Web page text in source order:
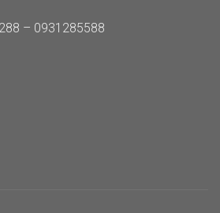
– 0931285588